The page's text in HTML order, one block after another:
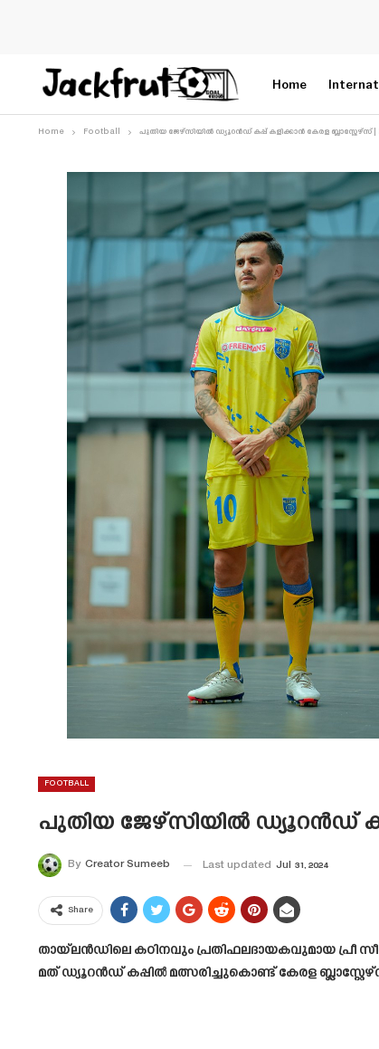
Home
Home Football പുതിയ ജേഴ്സിയിൽ ഡ്യൂറൻഡ് കപ്പ് കളിക്കാൻ കേരള ബ്ലാസ്റ്റേഴ്‌സ് |
FOOTBALL
പുതിയ ജേഴ്സിയിൽ ഡ്യൂറൻഡ്
By Creator Sumeeb Last updated Jul 31, 2024
Share
തായ്‌ലൻഡിലെ കഠിനവും പ്രതിഫലദായകവുമായ പ്രീ
മത് ഡ്യൂറൻഡ് കപ്പിൽ മത്സരിച്ചുകൊണ്ട് കേരള